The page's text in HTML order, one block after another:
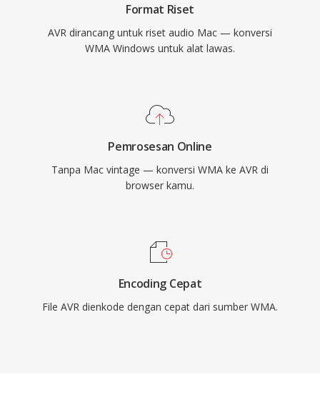
Format Riset
AVR dirancang untuk riset audio Mac — konversi
WMA Windows untuk alat lawas.
Pemrosesan Online
Tanpa Mac vintage — konversi WMA ke AVR di
browser kamu.
Encoding Cepat
File AVR dienkode dengan cepat dari sumber WMA.